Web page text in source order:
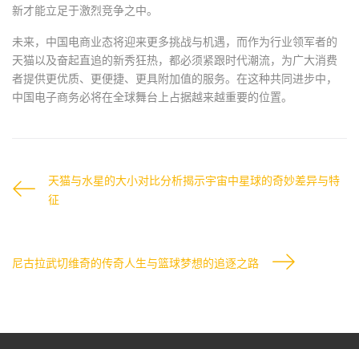
新才能立足于激烈竞争之中。
未来，中国电商业态将迎来更多挑战与机遇，而作为行业领军者的
天猫以及奋起直追的新秀狂热，都必须紧跟时代潮流，为广大消费
者提供更优质、更便捷、更具附加值的服务。在这种共同进步中，
中国电子商务必将在全球舞台上占据越来越重要的位置。
天猫与水星的大小对比分析揭示宇宙中星球的奇妙差异与特
征
尼古拉武切维奇的传奇人生与篮球梦想的追逐之路